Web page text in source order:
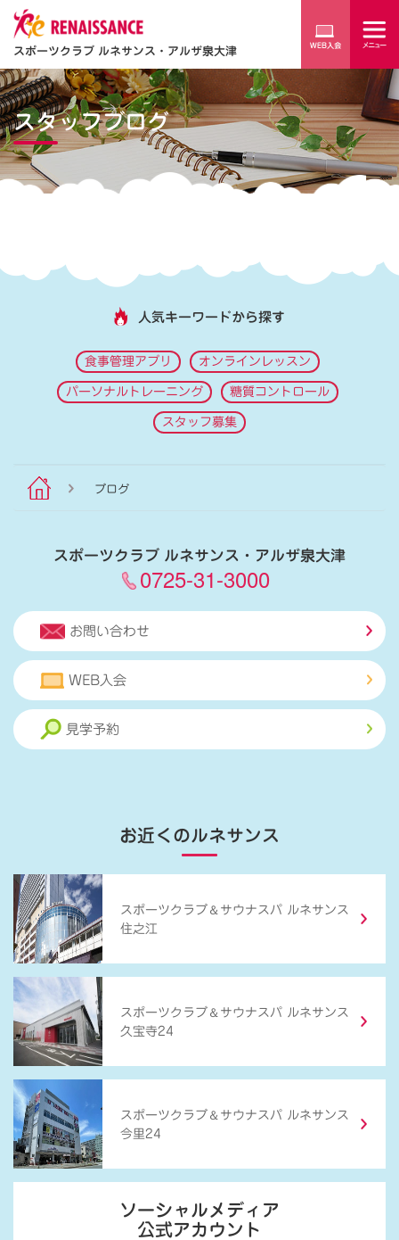
スポーツクラブ ルネサンス・アルザ泉大津
スタッフブログ
人気キーワードから探す
食事管理アプリ オンラインレッスン
パーソナルトレーニング 糖質コントロール
スタッフ募集
ブログ
スポーツクラブ ルネサンス・アルザ泉大津
0725-31-3000
お問い合わせ
WEB入会
見学予約
お近くのルネサンス
スポーツクラブ ＆ サウナスパ ルネサンス
住之江
スポーツクラブ ＆ サウナスパ ルネサンス
久宝寺24
スポーツクラブ ＆ サウナスパ ルネサンス
今里24
ソーシャルメディア
公式アカウント